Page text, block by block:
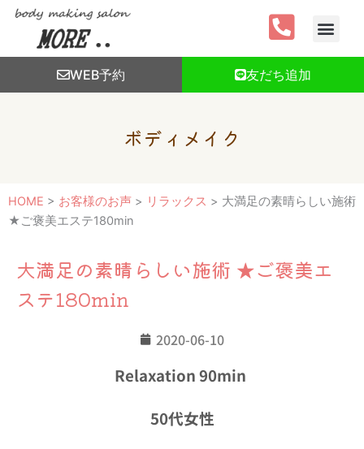
WEB予約 友だち追加
ボディメイク
HOME > お客様のお声 > リラックス > 大満足の素晴らしい施術
★ご褒美エステ180min
大満足の素晴らしい施術 ★ご褒美エ
ステ180min
2020-06-10
Relaxation 90min
50代女性